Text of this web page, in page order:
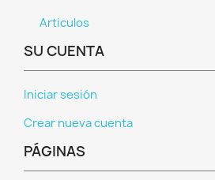
Articulos
SU CUENTA
Iniciar sesión
Crear nueva cuenta
PÁGINAS